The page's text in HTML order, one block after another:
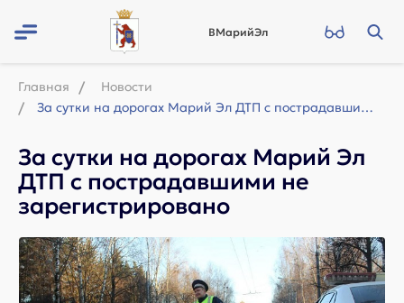
ВМарийЭл
Главная
Новости
За сутки на дорогах Марий Эл ДТП с пострадавшими не зарегистрировано
За сутки на дорогах Марий Эл
ДТП с пострадавшими не
зарегистрировано